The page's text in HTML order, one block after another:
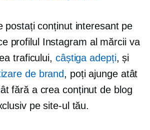
postați conținut interesant pe
profilul Instagram al mărcii va
traficului, câștiga adepți, și
de brand, poți ajunge atât
fără a crea conținut de blog
pe site-ul tău.